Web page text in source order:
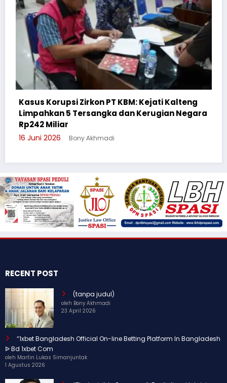
Kalteng
Negara
Cegah Bullying, Sikum Polresta
3 Juni 2026
RECENT POST
(tanpa judul)
oleh Bony Akhmadi
23 April 2026
“1xbet Bangladesh Official On-line Betting Platform In Bangladesh
ᐉ Bd 1xbet Com
oleh Martin Lukas Simanjuntak
1 Agustus 2026